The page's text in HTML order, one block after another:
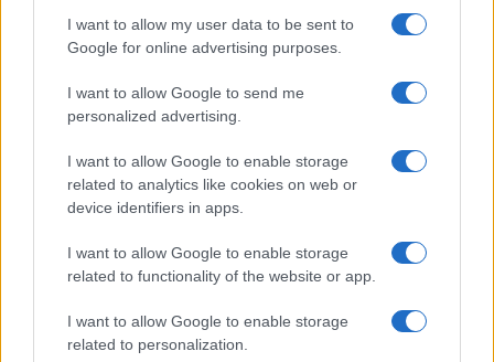
I want to allow my user data to be sent to
Google for online advertising purposes.
I want to allow Google to send me
personalized advertising.
I want to allow Google to enable storage
related to analytics like cookies on web or
device identifiers in apps.
I want to allow Google to enable storage
related to functionality of the website or app.
I want to allow Google to enable storage
related to personalization.
Φούφεια 2026: Η γιορτή της πατάτας επιστρέφει